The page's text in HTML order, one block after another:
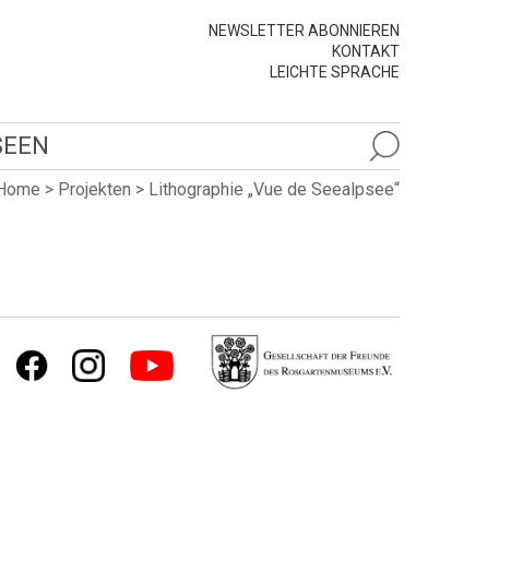
NEWSLETTER ABONNIEREN
KONTAKT
LEICHTE SPRACHE
> Projekten > Lithographie „Vue de Seealpsee“